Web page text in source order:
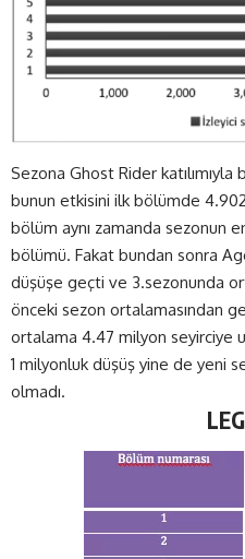
Sezona Ghost Rider
bunun etkisini ilk bölümde
bölüm aynı zamanda sezonun
bölümü. Fakat bundan sonra
düşüşe geçti ve 3.sezonunda
önceki sezon ortalamasından
ortalama 4.47 milyon seyirciye
1 milyonluk düşüş yine de yeni
olmadı.